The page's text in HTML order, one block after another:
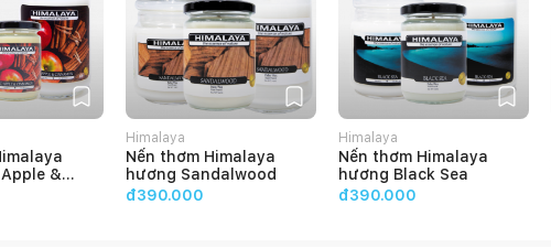
&
Himalaya
Nến thơm Himalaya
hương Sandalwood
đ390.000
Himalaya
Nến thơm Himalaya
hương Black Sea
đ390.000